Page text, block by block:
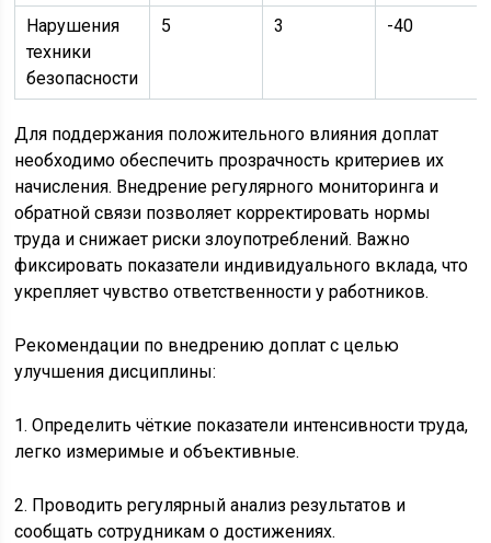
Нарушения
техники
безопасности
5 3 -40
Для поддержания положительного влияния доплат
необходимо обеспечить прозрачность критериев их
начисления. Внедрение регулярного мониторинга и
обратной связи позволяет корректировать нормы
труда и снижает риски злоупотреблений. Важно
фиксировать показатели индивидуального вклада, что
укрепляет чувство ответственности у работников.
Рекомендации по внедрению доплат с целью
улучшения дисциплины:
1. Определить чёткие показатели интенсивности труда,
легко измеримые и объективные.
2. Проводить регулярный анализ результатов и
сообщать сотрудникам о достижениях.